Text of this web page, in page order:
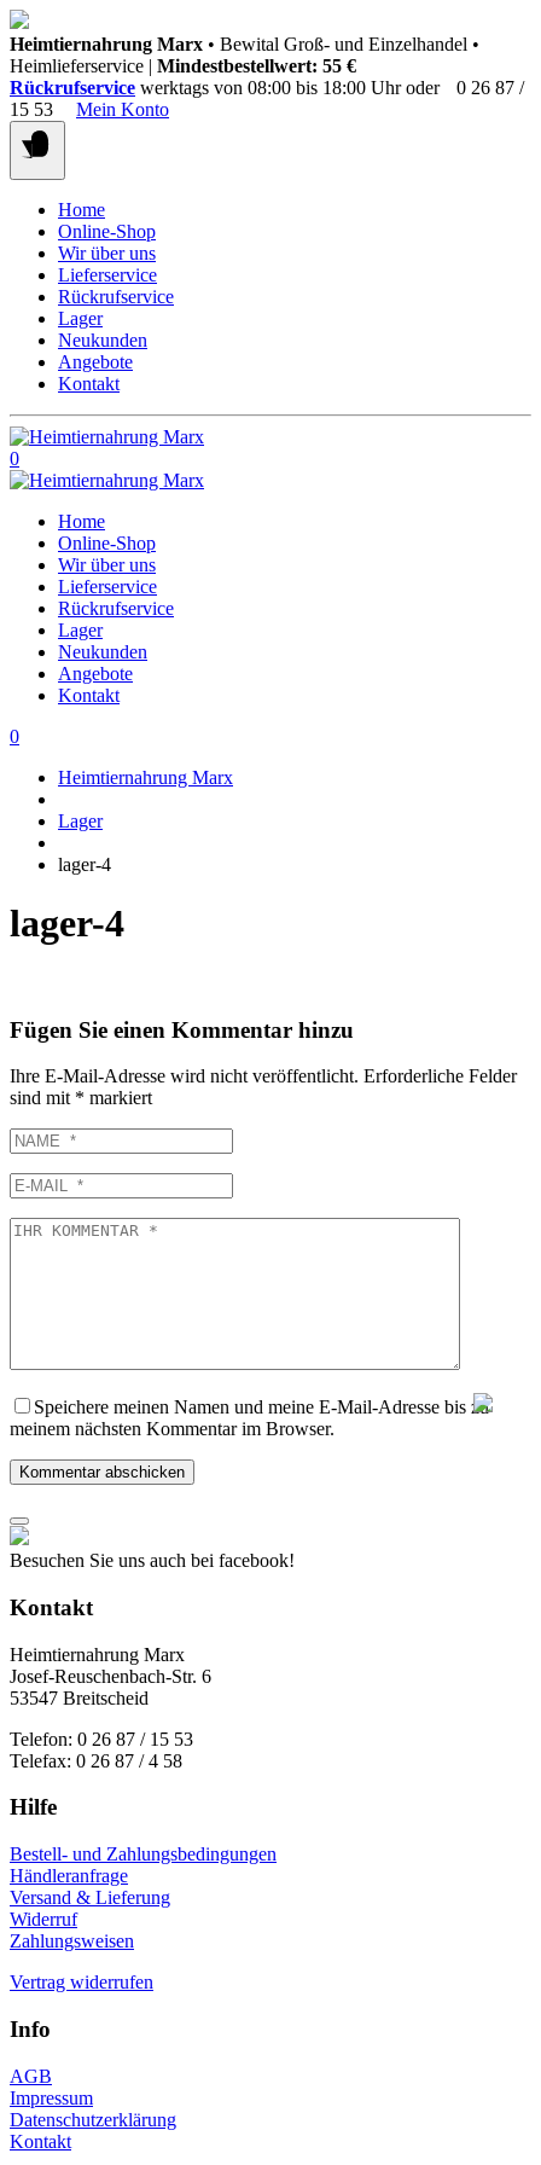
Springen
Sie
zum
Inhalt
Heimtiernahrung Marx • Bewital Groß- und Einzelhandel •
Heimlieferservice | Mindestbestellwert: 55 €
Rückrufservice werktags von 08:00 bis 18:00 Uhr oder
0 26 87 /
15 53
Mein Konto
Home
Online-Shop
Wir über uns
Lieferservice
Rückrufservice
Lager
Neukunden
Angebote
Kontakt
0
Home
Online-Shop
Wir über uns
Lieferservice
Rückrufservice
Lager
Neukunden
Angebote
Kontakt
0
Heimtiernahrung Marx
Lager
lager-4
lager-4
Fügen Sie einen Kommentar hinzu
Ihre E-Mail-Adresse wird nicht veröffentlicht. Erforderliche Felder
sind mit * markiert
NAME
E-
MAIL
IHR
Speichere meinen Namen und meine E-Mail-Adresse bis zu
meinem nächsten Kommentar im Browser.
Besuchen Sie uns auch bei facebook!
Kontakt
Heimtiernahrung Marx
Josef-Reuschenbach-Str. 6
53547 Breitscheid
Telefon: 0 26 87 / 15 53
Telefax: 0 26 87 / 4 58
Hilfe
Bestell- und Zahlungsbedingungen
Händleranfrage
Versand & Lieferung
Widerruf
Zahlungsweisen
Vertrag widerrufen
Info
AGB
Impressum
Datenschutzerklärung
Kontakt